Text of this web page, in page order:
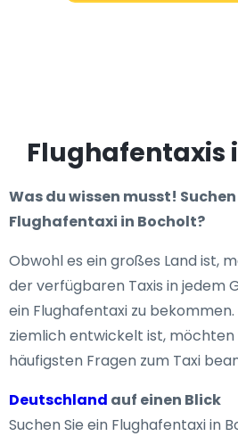
Flughafentaxis
Was du wissen musst! Suchen
Flughafentaxi in Bocholt?
Obwohl es ein großes Land ist,
der verfügbaren Taxis in jedem
ein Flughafentaxi zu
ziemlich entwickelt ist, möchten
häufigsten Fragen zum Taxi
Deutschland auf einen Blick
Suchen Sie ein Flughafentaxi in